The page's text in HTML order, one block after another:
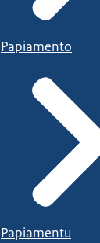
Papiamento
Papiamentu